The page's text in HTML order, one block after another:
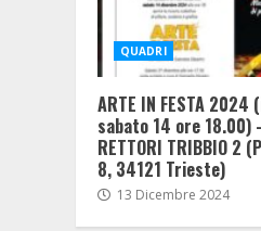
QUADRI
ARTE IN FESTA
sabato 14 ore 18.00)
RETTORI TRIBBIO 2
8, 34121 Trieste)
13 Dicembre 2024